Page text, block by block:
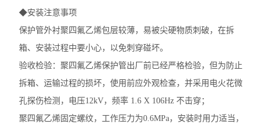
◆安装注意事项
保护管外衬聚四氟乙烯包层较薄，易被尖硬物质刺破，在拆
箱、安装过程中要小心，以免刺穿碰坏。
验收检验：聚四氟乙烯保护管出厂前已经严格检验，但为防止
拆箱、运输过程的损坏，使用前应外观检查，并采用电火花微
孔探伤检测，电压12kV，频率 1.6 X 106Hz 不击穿；
聚四氟乙烯固定螺纹，工作压力为0.6MPa，安装时用力适当，